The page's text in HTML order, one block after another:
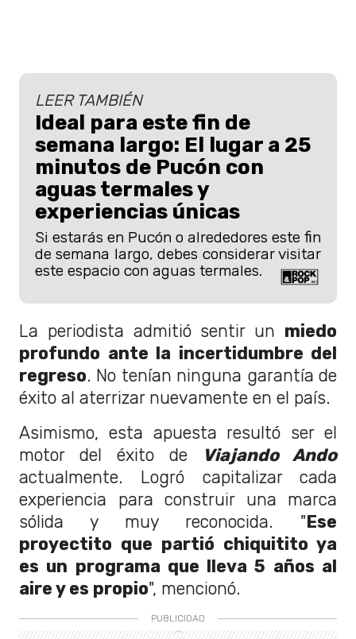
LEER TAMBIÉN
Ideal para este fin de
semana largo: El lugar a 25
minutos de Pucón con
aguas termales y
experiencias únicas
Si estarás en Pucón o alrededores este fin
de semana largo, debes considerar visitar
este espacio con aguas termales.
La periodista admitió sentir un miedo
profundo ante la incertidumbre del
regreso. No tenían ninguna garantía de
éxito al aterrizar nuevamente en el país.
Asimismo, esta apuesta resultó ser el
motor del éxito de
Viajando Ando
actualmente. Logró capitalizar cada
experiencia para construir una marca
sólida y muy reconocida. "Ese
proyectito que partió chiquitito ya
es un programa que lleva 5 años al
aire y es propio", mencionó.